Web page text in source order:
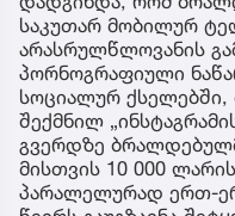
საკუთარ მობილურ
არასრულწლოვანის
პორნოგრაფიული
სოციალურ ქსელებში,
შექმნილ
გვერდზე
მისთვის 10 000
პარალელურად ერთ-